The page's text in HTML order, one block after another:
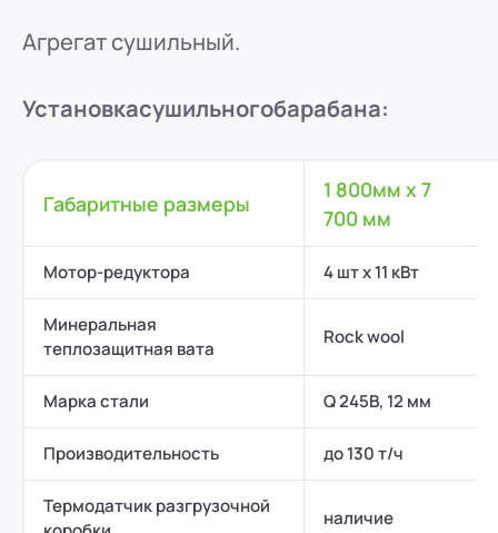
Агрегат сушильный.
Установкасушильногобарабана:
Габаритные размеры
1 800мм х 7
700 мм
Мотор-редуктора 4 шт х 11 кВт
Минеральная
теплозащитная вата
Rock wool
Марка стали Q 245B, 12 мм
Производительность до 130 т/ч
Термодатчик разгрузочной
наличие